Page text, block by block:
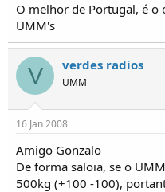
O melhor de Portugal, é
UMM's
V verdes radios
UMM
16 Jan 2008
Amigo Gonzalo
De forma saloia, se o
500kg (+100 -100),